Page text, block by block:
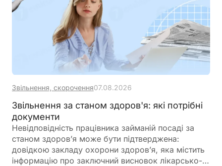
Звільнення, скорочення07.08.2026
Звільнення за станом здоров'я: які потрібні
документи
Невідповідність працівника займаній посаді за
станом здоров’я може бути підтверджена:
довідкою закладу охорони здоров’я, яка містить
інформацію про заключний висновок лікарсько-